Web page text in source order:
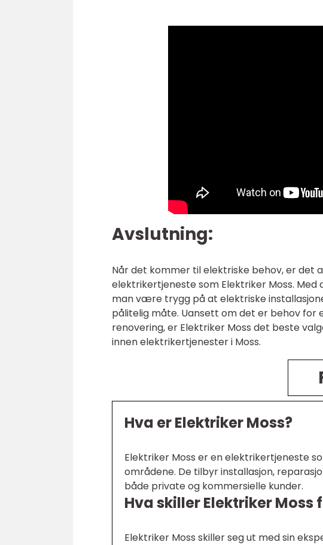
Avslutning:
Når det kommer til elektriske behov, er det
elektrikertjeneste som Elektriker Moss.
man være trygg på at elektriske
pålitelig måte. Uansett om det er behov
renovering, er Elektriker Moss det beste
innen elektrikertjenester i Moss.
Hva er Elektriker Moss?
Elektriker Moss er en elektrikertjeneste
områdene. De tilbyr installasjon,
både private og kommersielle kunder.
Hva skiller Elektriker
Elektriker Moss skiller seg ut med sin